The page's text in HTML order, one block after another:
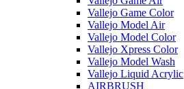
Vallejo Game Color
Vallejo Model Air
Vallejo Model Color
Vallejo Xpress Color
Vallejo Model Wash
Vallejo Liquid Acrylic
AIRBRUSH